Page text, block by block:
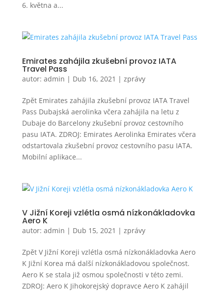
6. května a...
Emirates zahájila zkušební provoz IATA
Travel Pass
autor: admin | Dub 16, 2021 | zprávy
Zpět Emirates zahájila zkušební provoz IATA Travel
Pass Dubajská aerolinka včera zahájila na letu z
Dubaje do Barcelony zkušební provoz cestovního
pasu IATA. ZDROJ: Emirates Aerolinka Emirates včera
odstartovala zkušební provoz cestovního pasu IATA.
Mobilní aplikace...
V Jižní Koreji vzlétla osmá nízkonákladovka
Aero K
autor: admin | Dub 15, 2021 | zprávy
Zpět V Jižní Koreji vzlétla osmá nízkonákladovka Aero
K Jižní Korea má další nízkonákladovou společnost.
Aero K se stala již osmou společnosti v této zemi.
ZDROJ: Aero K Jihokorejský dopravce Aero K zahájil